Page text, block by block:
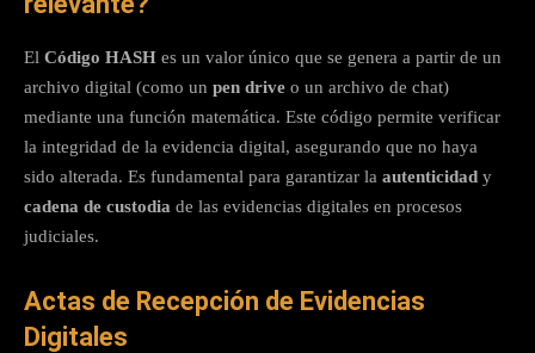
El Código HASH es un valor único que se genera a partir de un
archivo digital (como un pen drive o un archivo de chat)
mediante una función matemática. Este código permite verificar
la integridad de la evidencia digital, asegurando que no haya
sido alterada. Es fundamental para garantizar la autenticidad y
cadena de custodia de las evidencias digitales en procesos
judiciales.
Actas de Recepción de Evidencias
Digitales